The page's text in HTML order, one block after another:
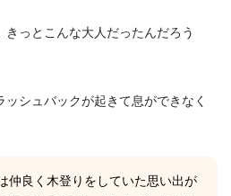
きっとこんな大人だったんだろう
シュバックが起きて息ができなく
仲良く木登りをしていた思い出が